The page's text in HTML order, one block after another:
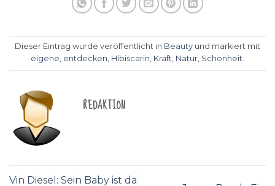
Dieser Eintrag wurde veröffentlicht in Beauty und markiert mit
eigene, entdecken, Hibiscarin, Kraft, Natur, Schönheit.
REDAKTION
Vin Diesel: Sein Baby ist da